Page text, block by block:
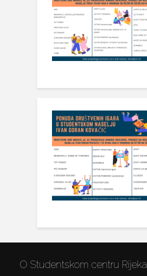
O Studentskom centru Rijeka